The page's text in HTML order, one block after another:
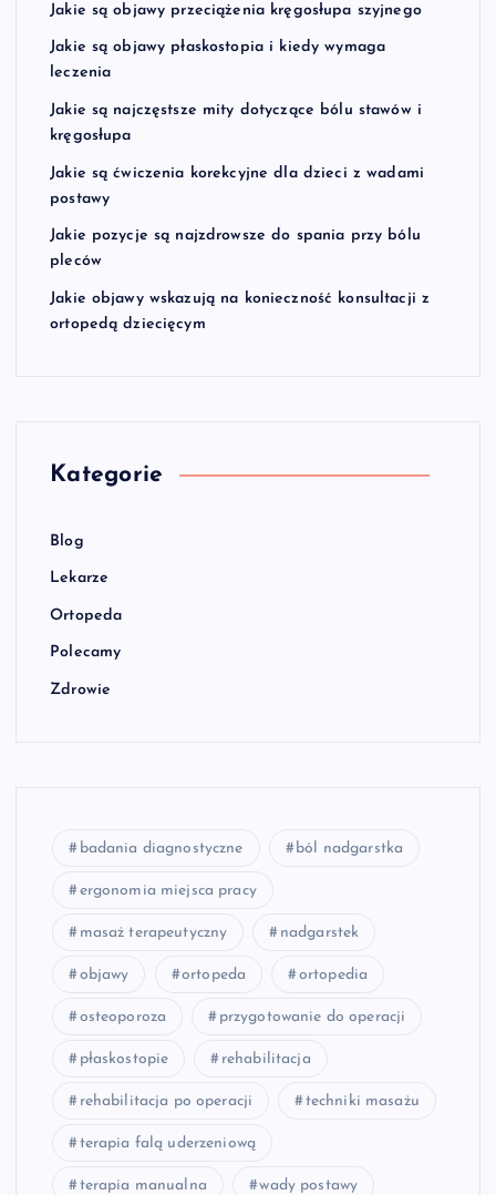
Jakie są objawy przeciążenia kręgosłupa szyjnego
Jakie są objawy płaskostopia i kiedy wymaga
leczenia
Jakie są najczęstsze mity dotyczące bólu stawów i
kręgosłupa
Jakie są ćwiczenia korekcyjne dla dzieci z wadami
postawy
Jakie pozycje są najzdrowsze do spania przy bólu
pleców
Jakie objawy wskazują na konieczność konsultacji z
ortopedą dziecięcym
Kategorie
Blog
Lekarze
Ortopeda
Polecamy
Zdrowie
badania diagnostyczne ból nadgarstka
ergonomia miejsca pracy
masaż terapeutyczny nadgarstek
objawy ortopeda ortopedia
osteoporoza przygotowanie do operacji
płaskostopie rehabilitacja
rehabilitacja po operacji techniki masażu
terapia falą uderzeniową
terapia manualna wady postawy